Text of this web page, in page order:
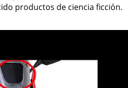
productos de ciencia ficción.